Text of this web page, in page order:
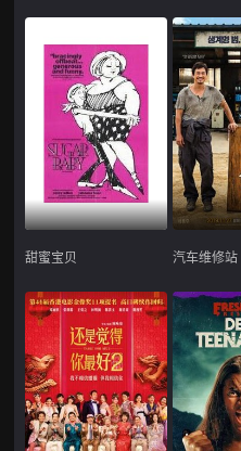
甜蜜宝贝 汽车维修站